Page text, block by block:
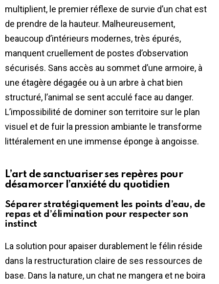
multiplient, le premier réflexe de survie d’un chat est
de prendre de la hauteur. Malheureusement,
beaucoup d’intérieurs modernes, très épurés,
manquent cruellement de postes d’observation
sécurisés. Sans accès au sommet d’une armoire, à
une étagère dégagée ou à un arbre à chat bien
structuré, l’animal se sent acculé face au danger.
L’impossibilité de dominer son territoire sur le plan
visuel et de fuir la pression ambiante le transforme
littéralement en une immense éponge à angoisse.
L’art de sanctuariser ses repères pour
désamorcer l’anxiété du quotidien
Séparer stratégiquement les points d’eau, de
repas et d’élimination pour respecter son
instinct
La solution pour apaiser durablement le félin réside
dans la restructuration claire de ses ressources de
base. Dans la nature, un chat ne mangera et ne boira